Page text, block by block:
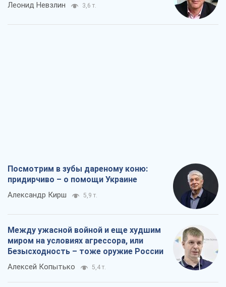
Леонид Невзлин 3,6 т.
Посмотрим в зубы дареному коню:
придирчиво – о помощи Украине
Александр Кирш 5,9 т.
Между ужасной войной и еще худшим
миром на условиях агрессора, или
Безысходность – тоже оружие России
Алексей Копытько 5,4 т.